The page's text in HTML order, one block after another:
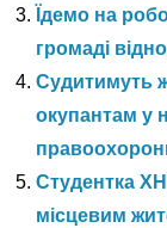
Їдемо на
громаді
Судитимуть
окупантам у
Студентка
місцевим